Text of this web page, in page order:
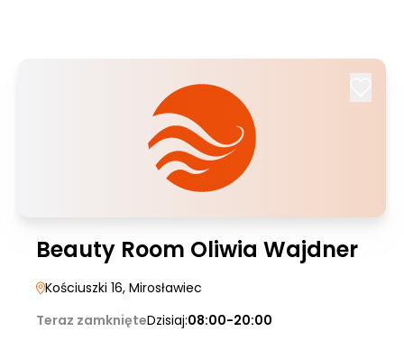
Beauty Room Oliwia Wajdner
Kościuszki 16, Mirosławiec
Teraz zamknięteDzisiaj:08:00-20:00